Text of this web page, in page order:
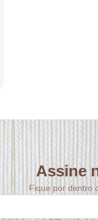
Assine
Fique por dentro